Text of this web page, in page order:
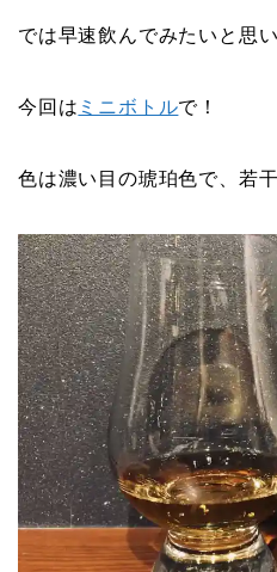
では早速飲んでみたいと思い
今回は ミニボトルで！
色は濃い目の琥珀色で、若